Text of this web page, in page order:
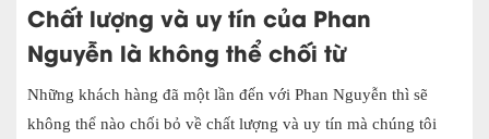
Chất lượng và uy tín của Phan
Nguyễn là không thể chối từ
Những khách hàng đã một lần đến với Phan Nguyễn thì sẽ
không thể nào chối bỏ về chất lượng và uy tín mà chúng tôi